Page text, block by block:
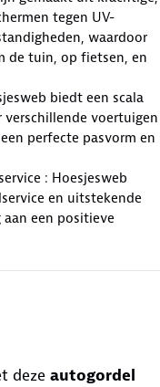
tegen UV-
waardoor
de tuin, op fietsen, en
biedt een scala
voertuigen
perfecte pasvorm en
: Hoesjesweb
en uitstekende
een positieve
deze autogordel